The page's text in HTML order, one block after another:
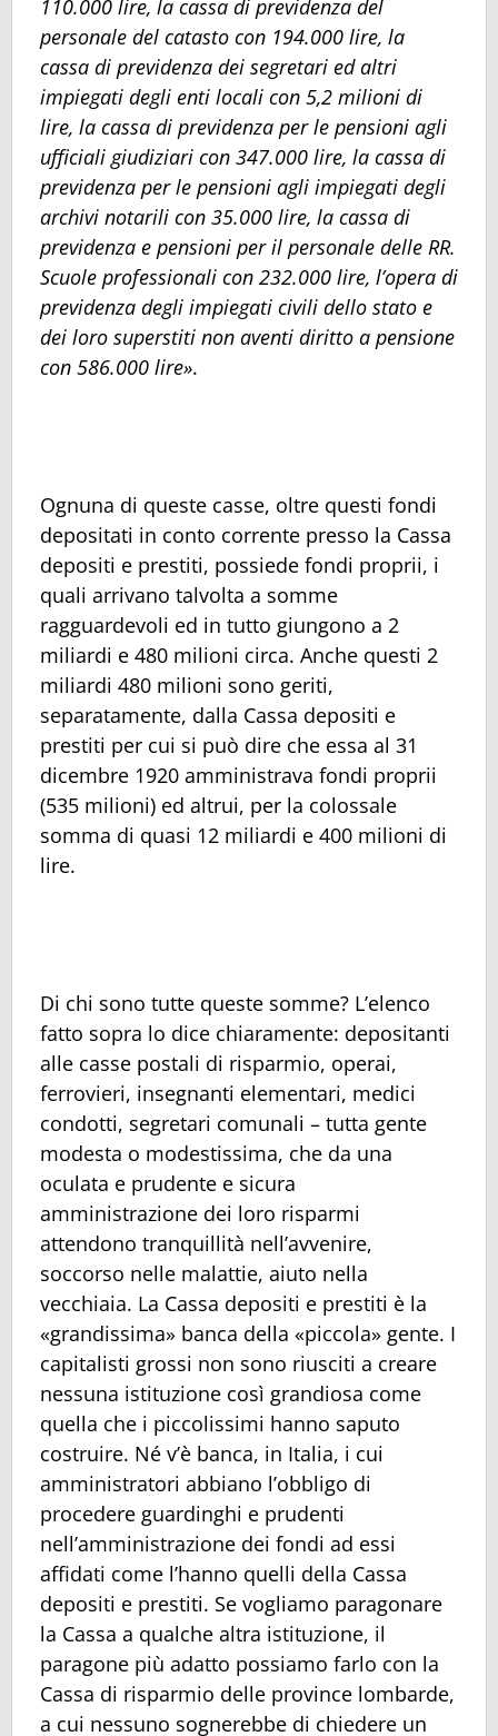
110.000 lire, la cassa di previdenza del
personale del catasto con 194.000 lire, la
cassa di previdenza dei segretari ed altri
impiegati degli enti locali con 5,2 milioni di
lire, la cassa di previdenza per le pensioni agli
ufficiali giudiziari con 347.000 lire, la cassa di
previdenza per le pensioni agli impiegati degli
archivi notarili con 35.000 lire, la cassa di
previdenza e pensioni per il personale delle RR.
Scuole professionali con 232.000 lire, l’opera di
previdenza degli impiegati civili dello stato e
dei loro superstiti non aventi diritto a pensione
con 586.000 lire».
Ognuna di queste casse, oltre questi fondi
depositati in conto corrente presso la Cassa
depositi e prestiti, possiede fondi proprii, i
quali arrivano talvolta a somme
ragguardevoli ed in tutto giungono a 2
miliardi e 480 milioni circa. Anche questi 2
miliardi 480 milioni sono geriti,
separatamente, dalla Cassa depositi e
prestiti per cui si può dire che essa al 31
dicembre 1920 amministrava fondi proprii
(535 milioni) ed altrui, per la colossale
somma di quasi 12 miliardi e 400 milioni di
lire.
Di chi sono tutte queste somme? L’elenco
fatto sopra lo dice chiaramente: depositanti
alle casse postali di risparmio, operai,
ferrovieri, insegnanti elementari, medici
condotti, segretari comunali – tutta gente
modesta o modestissima, che da una
oculata e prudente e sicura
amministrazione dei loro risparmi
attendono tranquillità nell’avvenire,
soccorso nelle malattie, aiuto nella
vecchiaia. La Cassa depositi e prestiti è la
«grandissima» banca della «piccola» gente. I
capitalisti grossi non sono riusciti a creare
nessuna istituzione così grandiosa come
quella che i piccolissimi hanno saputo
costruire. Né v’è banca, in Italia, i cui
amministratori abbiano l’obbligo di
procedere guardinghi e prudenti
nell’amministrazione dei fondi ad essi
affidati come l’hanno quelli della Cassa
depositi e prestiti. Se vogliamo paragonare
la Cassa a qualche altra istituzione, il
paragone più adatto possiamo farlo con la
Cassa di risparmio delle province lombarde,
a cui nessuno sognerebbe di chiedere un